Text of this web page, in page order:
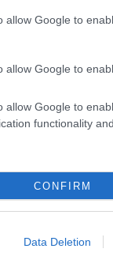
allow Google to
allow Google to
allow Google to
functionality
CONFIRM
Data Deletion
al tuo
basta per
Altri
come
italiana
su un
italiana di
la
(il suo